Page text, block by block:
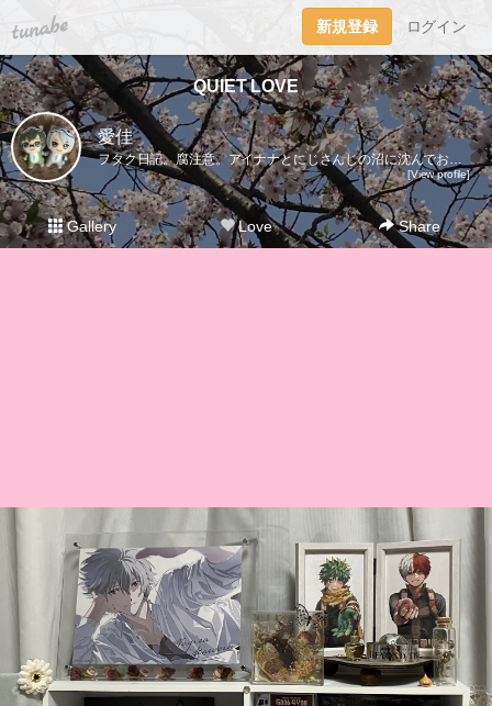
tuna.be 新規登録 ログイン
QUIET LOVE
愛佳
ヲタク日記。腐注意。アイナナとにじさんじの沼に沈んでおります。タイの俳優Bounくんファンのブロッコリー。BounPrem&UWMA・BUをこよなく愛してます。中国ドラマ「陳情令」「山河令」も好き。最推しキャラはアイドリッシュセブンの二階堂大和&八乙女楽。（トウマも好き）グラブルはランちゃん&パー様推し。【LOVE:アイナナ/グラブル/とうらぶ/文アル/K/Free!/うたプリ/Bプロ/薄桜鬼/黒バス/00/凪あす/ユーリ!!!】 2024.9/29ににじさんじを布教され、現在Noctyx＆VΔLZ推し。（ENの方が思い入れ強いかも。）2025年７月にZerpentsになり、その後BY THE BEAT箱推しに。にじさんじ（ENも含め）は上記の推し以外の配信もいろいろ見るようになりました。審神者であり司書でありマネージャーであり騎空士のオタク主腐。
[View profile]
Gallery Love Share